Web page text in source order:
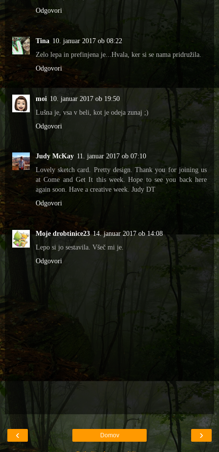
Odgovori
Tina 10. januar 2017 ob 08:22
Zelo lepa in prefinjena je...Hvala, ker si se nama pridružila.
Odgovori
moi 10. januar 2017 ob 19:50
Lušna je, vsa v beli, kot je odeja zunaj ;)
Odgovori
Judy McKay 11. januar 2017 ob 07:10
Lovely sketch card. Pretty design. Thank you for joining us
at Come and Get It this week. Hope to see you back here
again soon. Have a creative week. Judy DT
Odgovori
Moje drobtinice23 14. januar 2017 ob 14:08
Lepo si jo sestavila. Všeč mi je.
Odgovori
‹ ›
Domov